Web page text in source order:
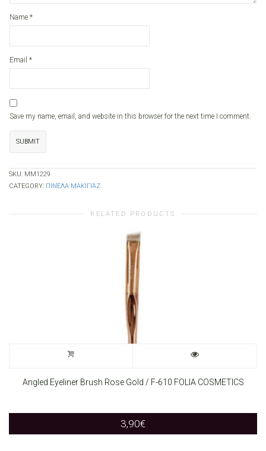
Name *
Email *
Save my name, email, and website in this browser for the next time I comment.
SKU: MM1229
CATEGORY: ΠΙΝΈΛΑ ΜΑΚΙΓΙΆΖ
RELATED PRODUCTS
Angled Eyeliner Brush Rose Gold / F-610 FOLIA COSMETICS
3,90€